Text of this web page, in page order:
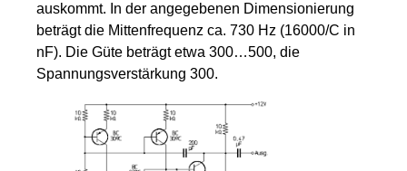
auskommt. In der angegebenen Dimensionierung
beträgt die Mittenfrequenz ca. 730 Hz (16000/C in
nF). Die Güte beträgt etwa 300…500, die
Spannungsverstärkung 300.